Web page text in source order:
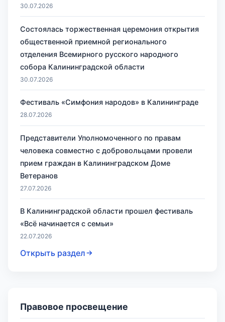
30.07.2026
Состоялась торжественная церемония открытия
общественной приемной регионального
отделения Всемирного русского народного
собора Калининградской области
30.07.2026
Фестиваль «Симфония народов» в Калининграде
28.07.2026
Представители Уполномоченного по правам
человека совместно с добровольцами провели
прием граждан в Калининградском Доме
Ветеранов
27.07.2026
В Калининградской области прошел фестиваль
«Всё начинается с семьи»
22.07.2026
Открыть раздел
Правовое просвещение